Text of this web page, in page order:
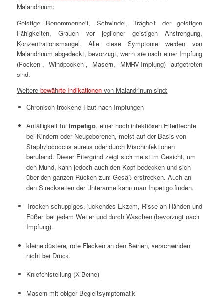
Malandrinum:
Geistige Benommenheit, Schwindel, Trägheit der geistigen
Fähigkeiten, Grauen vor jeglicher geistigen Anstrengung,
Konzentrationsmangel. Alle diese Symptome werden von
Malandrinum abgedeckt, bevorzugt, wenn sie nach einer Impfung
(Pocken-, Windpocken-, Masern, MMRV-Impfung) aufgetreten
sind.
Weitere bewährte Indikationenvon Malandrinum sind:
Chronisch-trockene Haut nach Impfungen
Anfälligkeit fürImpetigo, einer hoch infektiösen Eiterflechte
bei Kindern oder Neugeborenen, meist auf der Basis von
Staphylococcus aureus oder durch Mischinfektionen
beruhend. Dieser Eitergrind zeigt sich meist im Gesicht, um
den Mund, kann jedoch auch den Kopf bedecken und sich
über den ganzen Rücken zum Gesäß erstrecken. Auch an
den Streckseiten der Unterarme kann man Impetigo finden.
Trocken-schuppiges, juckendes Ekzem, Risse an Händen und
Füßen bei jedem Wetter und durch Waschen (bevorzugt nach
Impfung).
kleine düstere, rote Flecken an den Beinen, verschwinden
nicht bei Druck.
Kniefehlstellung (X-Beine)
Masern mit obiger Begleitsymptomatik